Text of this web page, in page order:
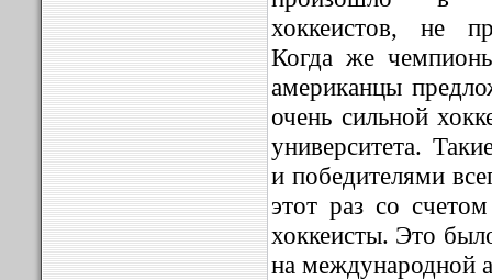
хоккеистов, не
Когда же
американцы
очень сильной
университета.
и победителями
этот раз со
хоккеисты. Это
на международной